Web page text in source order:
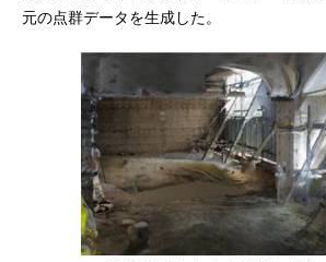
元の点群データを生成した。